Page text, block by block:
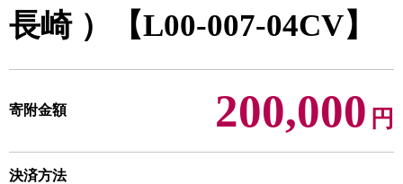
長崎 ）【L00-007-04CV】
寄附金額 200,000 円
決済方法